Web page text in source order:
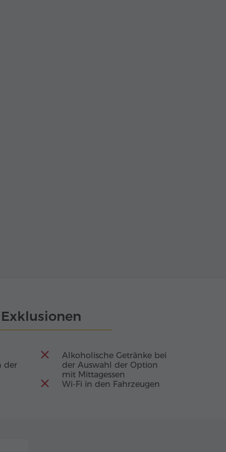
Exklusionen
der
Alkoholische Getränke bei
der Auswahl der Option
mit Mittagessen
Wi-Fi in den Fahrzeugen